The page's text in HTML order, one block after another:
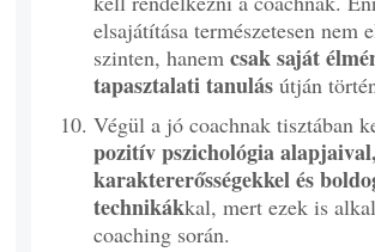
elsajátítása természetesen nem
szinten, hanemcsak saját
tapasztalati tanulás útján
Végül a jó coachnak tisztában
pozitív pszichológia
karaktererősségekkel és
technikákkal, mert ezek is
coaching során.